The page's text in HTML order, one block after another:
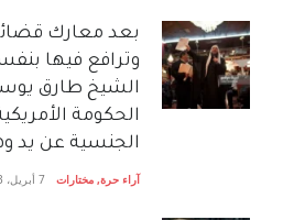
بعد معارك
وترافع فيها
الشيخ طارق
الحكومة
الجنسية عن يد
آراء حرة, مختارات 7 أبريل، 2023